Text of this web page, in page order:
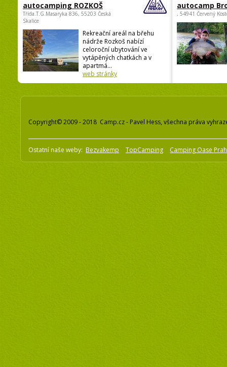
autocamping ROZKOŠ
Třída.T.G.Masaryka 836, 55203 Česká
Skalice
Rekreační areál na břehu
nádrže Rozkoš nabízí
celoroční ubytování ve
vytápěných chatkách a v
apartmá...
web stránky
autocamp
, 54941 Červený
Copyright© 2009 - 2018 Camp.cz - Pavel Hess, všechna práva
Ostatní naše weby: Bezvakemp TopCamping Camping Oase